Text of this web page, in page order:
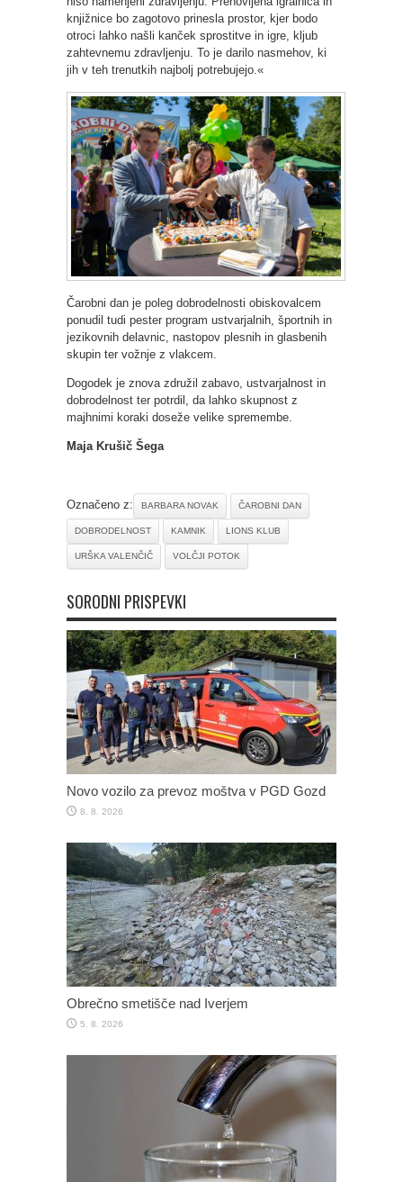
knjižnice bo zagotovo prinesla prostor, kjer bodo
otroci lahko našli kanček sprostitve in igre, kljub
zahtevnemu zdravljenju. To je darilo nasmehov, ki
jih v teh trenutkih najbolj potrebujejo.«
Čarobni dan je poleg dobrodelnosti obiskovalcem
ponudil tudi pester program ustvarjalnih, športnih in
jezikovnih delavnic, nastopov plesnih in glasbenih
skupin ter vožnje z vlakcem.
Dogodek je znova združil zabavo, ustvarjalnost in
dobrodelnost ter potrdil, da lahko skupnost z
majhnimi koraki doseže velike spremembe.
Maja Krušič Šega
Označeno z: BARBARA NOVAK ČAROBNI DAN
DOBRODELNOST KAMNIK LIONS KLUB
URŠKA VALENČIČ VOLČJI POTOK
SORODNI PRISPEVKI
Novo vozilo za prevoz moštva v PGD Gozd
8. 8. 2026
Obrečno smetišče nad Iverjem
5. 8. 2026